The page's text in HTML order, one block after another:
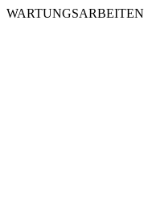
WARTUNGSARBEITEN